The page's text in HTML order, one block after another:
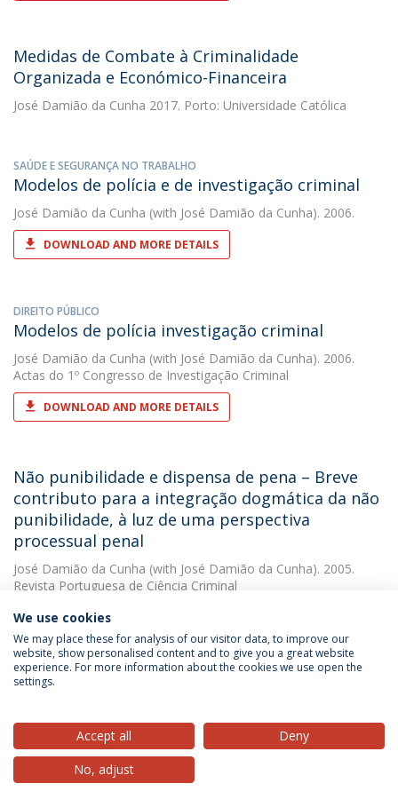
Medidas de Combate à Criminalidade
Organizada e Económico-Financeira
José Damião da Cunha 2017. Porto: Universidade Católica
SAÚDE E SEGURANÇA NO TRABALHO
Modelos de polícia e de investigação criminal
José Damião da Cunha (with José Damião da Cunha). 2006.
DOWNLOAD AND MORE DETAILS
DIREITO PÚBLICO
Modelos de polícia investigação criminal
José Damião da Cunha (with José Damião da Cunha). 2006.
Actas do 1º Congresso de Investigação Criminal
DOWNLOAD AND MORE DETAILS
Não punibilidade e dispensa de pena – Breve
contributo para a integração dogmática da não
punibilidade, à luz de uma perspectiva
processual penal
José Damião da Cunha (with José Damião da Cunha). 2005.
Revista Portuguesa de Ciência Criminal
DOWNLOAD AND MORE DETAILS
Normas técnicas europeias e nacionais no
José Damião da Cunha
(with Klaus Vieweg). 1993. Revista de
Direito e Economia
DOWNLOAD AND MORE DETAILS
We use cookies
We may place these for analysis of our visitor data, to improve our
website, show personalised content and to give you a great website
experience. For more information about the cookies we use open the
settings.
Accept all
Deny
No, adjust